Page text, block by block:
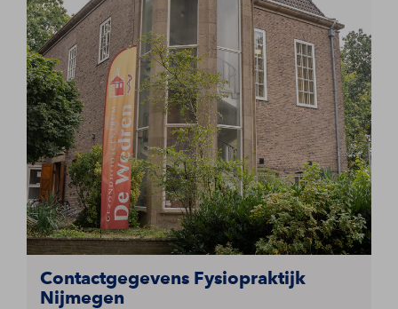
Contactgegevens Fysiopraktijk
Nijmegen